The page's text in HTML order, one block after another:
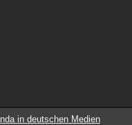
in deutschen Medien